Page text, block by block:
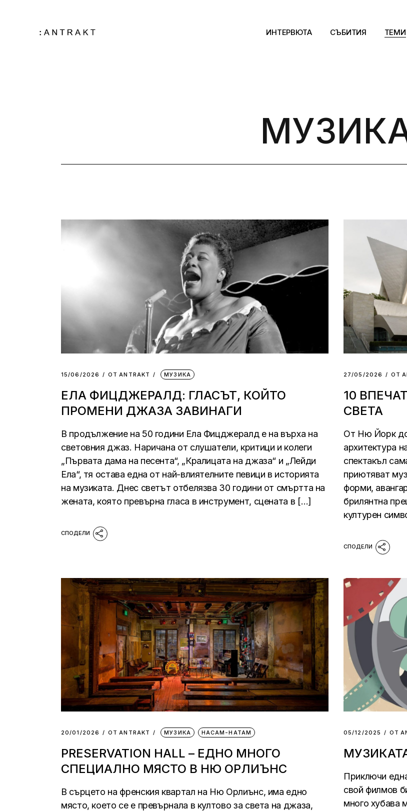
ИНТЕРВЮТА СЪБИТИЯ ТЕМИ
Kино
Сцена
15/06/2026 ОТ АNTRAKT МУЗИКА
ЕЛА ФИЦДЖЕРАЛД: ГЛАСЪТ, КОЙТО
ПРОМЕНИ ДЖАЗА ЗАВИНАГИ
В продължение на 50 години Ела Фицджералд е на върха на
световния джаз. Наричана от слушатели, критици и колеги
„Първата дама на песента“, „Кралицата на джаза“ и „Лейди
Ела“, тя остава една от най-влиятелните певици в историята
на музиката. Днес светът отбелязва 30 години от смъртта на
жената, която превърна гласа в инструмент, сцената в […]
27/05/2026 ОТ
10
СВЕТА
От Ню Йорк до
архитектура
спектакъл
приютяват
форми,
брилянтна
културен
20/01/2026 ОТ АNTRAKT МУЗИКА НАСАМ-НАТАМ
PRESERVATION HALL – ЕДНО МНОГО
СПЕЦИАЛНО МЯСТО В НЮ ОРЛИЪНС
В сърцето на френския квартал на Ню Орлиънс, има едно
място, което се е превърнала в култово за света на джаза,
05/12/2025 ОТ
Приключи
свой филмов
много хубава